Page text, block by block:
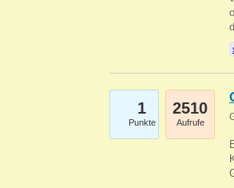
1
Punkte
2510
Aufrufe